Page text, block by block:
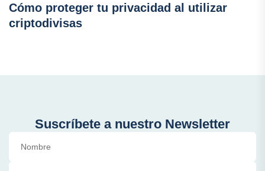
Cómo proteger tu privacidad al utilizar
criptodivisas
Suscríbete a nuestro Newsletter